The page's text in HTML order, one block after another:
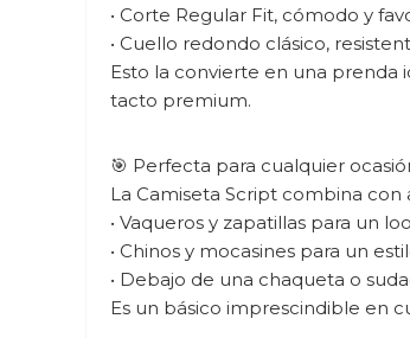
• Corte Regular Fit, cómodo y
• Cuello redondo clásico,
Esto la convierte en una prenda
tacto premium.
🎯 Perfecta para cualquier
La Camiseta Script combina
• Vaqueros y zapatillas para un
• Chinos y mocasines para un
• Debajo de una chaqueta o
Es un básico imprescindible en